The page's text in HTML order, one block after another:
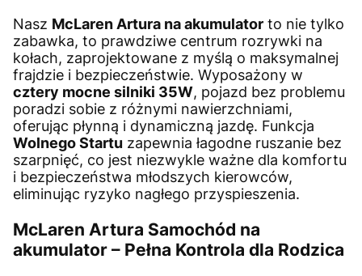
Nasz McLaren Artura na akumulator to nie tylko
zabawka, to prawdziwe centrum rozrywki na
kołach, zaprojektowane z myślą o maksymalnej
frajdzie i bezpieczeństwie. Wyposażony w
cztery mocne silniki 35W, pojazd bez problemu
poradzi sobie z różnymi nawierzchniami,
oferując płynną i dynamiczną jazdę. Funkcja
Wolnego Startu zapewnia łagodne ruszanie bez
szarpnięć, co jest niezwykle ważne dla komfortu
i bezpieczeństwa młodszych kierowców,
eliminując ryzyko nagłego przyspieszenia.
McLaren Artura Samochód na
akumulator – Pełna Kontrola dla Rodzica